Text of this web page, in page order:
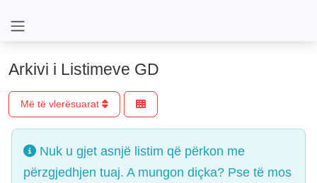
Arkivi i Listimeve GD
Më të vlerësuarat
Nuk u gjet asnjë listim që përkon me
përzgjedhjen tuaj. A mungon diçka? Pse të mos